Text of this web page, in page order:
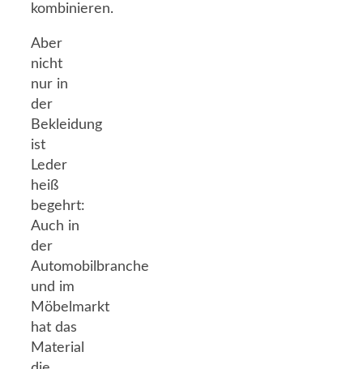
kombinieren.
Aber
nicht
nur in
der
Bekleidung
ist
Leder
heiß
begehrt:
Auch in
der
Automobilbranche
und im
Möbelmarkt
hat das
Material